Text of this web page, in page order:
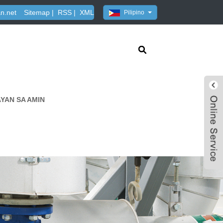
Pilipino
Sitemap | RSS | XML
SA AMIN